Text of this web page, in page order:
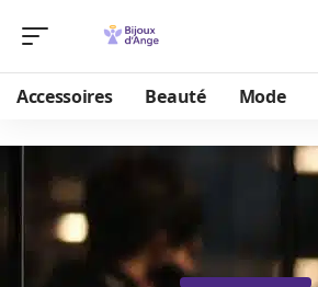
Accessoires Beauté Mode